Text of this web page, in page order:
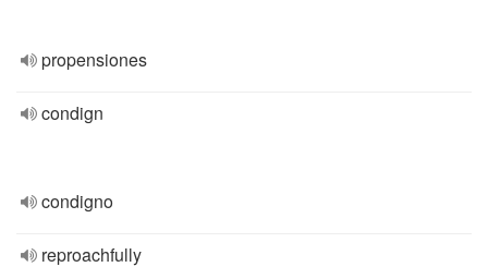
propensiones
condign
condigno
reproachfully